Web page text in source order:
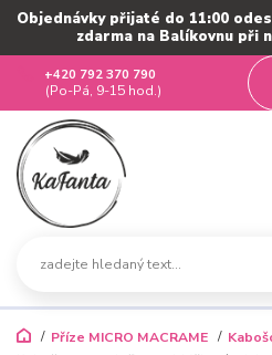
Objednávky přijaté do 11:00
zdarma na Balíkovnu při
+420 792 370 790
(Po-Pá, 9-15 hod.)
Příze MICRO MACRAME